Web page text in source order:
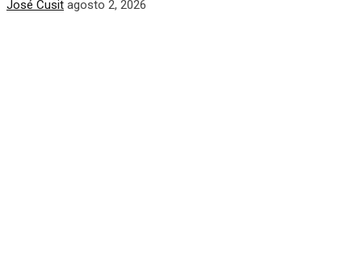
José Cusit agosto 2, 2026